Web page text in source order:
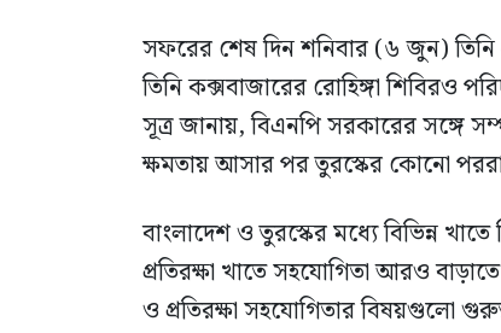
সফরের শেষ দিন শনিবার (৬ জুন) তিনি
তিনি কক্সবাজারের রোহিঙ্গা শিবিরও
সূত্র জানায়, বিএনপি সরকারের সঙ্গে
ক্ষমতায় আসার পর তুরস্কের কোনো
বাংলাদেশ ও তুরস্কের মধ্যে বিভিন্ন
প্রতিরক্ষা খাতে সহযোগিতা আরও
ও প্রতিরক্ষা সহযোগিতার বিষয়গুলো